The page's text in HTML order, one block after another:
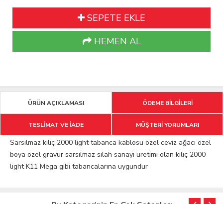
SEPETE EKLE
HEMEN AL
ÜRÜN AÇIKLAMASI ÖDEME BİLGİLERİ
TESLİMAT VE İADE MÜŞTERİ YORUMLARI
Sarsılmaz kılıç 2000 light tabanca kablosu özel ceviz ağacı özel
boya özel gravür sarsılmaz silah sanayi üretimi olan kılıç 2000
light K11 Mega gibi tabancalarına uygundur